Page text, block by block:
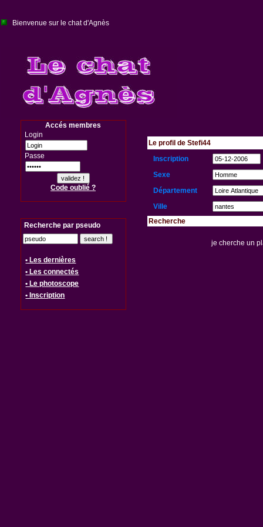
Bienvenue sur le chat d'Agnès
Accés membres
Login
Passe
Code oublié ?
Recherche par pseudo
• Les dernières
• Les connectés
• Le photoscope
• Inscription
Le profil de Stefi44
Inscription
Sexe
Département
Ville
Recherche
je cherche un